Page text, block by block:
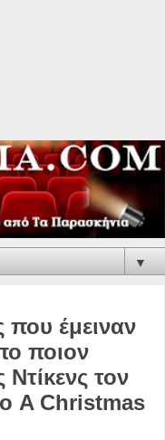
▼
που έμειναν
ποιον
τον
A Christmas